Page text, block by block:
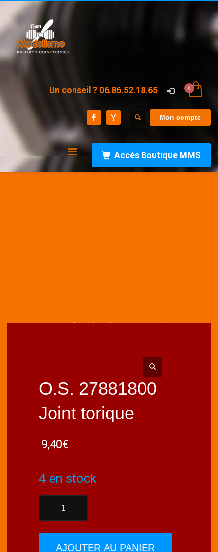
Un conseil ? 06.86.52.18.65
Mon compte
Accès Boutique MMS
O.S. 27881800
Joint torique
9,40€
4 en stock
quantité
de
O.S.
27881800
AJOUTER AU PANIER